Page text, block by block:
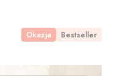
Okazja Bestseller